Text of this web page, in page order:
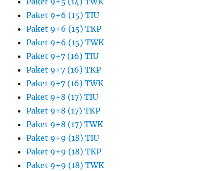
Paket 9+6 (15) TIU
Paket 9+6 (15) TKP
Paket 9+6 (15) TWK
Paket 9+7 (16) TIU
Paket 9+7 (16) TKP
Paket 9+7 (16) TWK
Paket 9+8 (17) TIU
Paket 9+8 (17) TKP
Paket 9+8 (17) TWK
Paket 9+9 (18) TIU
Paket 9+9 (18) TKP
Paket 9+9 (18) TWK